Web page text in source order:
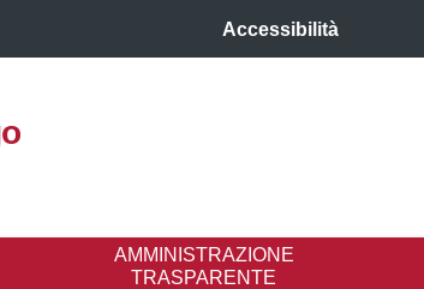
Accessibilità
AMMINISTRAZIONE
TRASPARENTE